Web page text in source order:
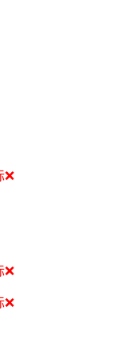
❌
❌
❌